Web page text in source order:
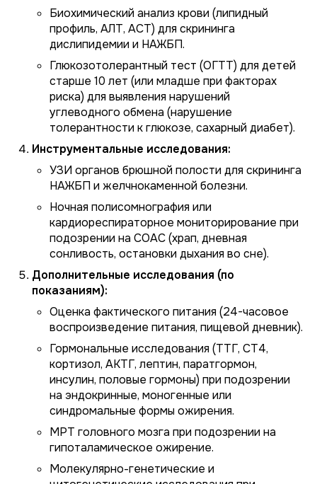
Биохимический анализ крови (липидный
профиль, АЛТ, АСТ) для скрининга
дислипидемии и НАЖБП.
Глюкозотолерантный тест (ОГТТ) для детей
старше 10 лет (или младше при факторах
риска) для выявления нарушений
углеводного обмена (нарушение
толерантности к глюкозе, сахарный диабет).
Инструментальные исследования:
УЗИ органов брюшной полости для скрининга
НАЖБП и желчнокаменной болезни.
Ночная полисомнография или
кардиореспираторное мониторирование при
подозрении на СОАС (храп, дневная
сонливость, остановки дыхания во сне).
Дополнительные исследования (по
показаниям):
Оценка фактического питания (24-часовое
воспроизведение питания, пищевой дневник).
Гормональные исследования (ТТГ, СТ4,
кортизол, АКТГ, лептин, паратгормон,
инсулин, половые гормоны) при подозрении
на эндокринные, моногенные или
синдромальные формы ожирения.
МРТ головного мозга при подозрении на
гипоталамическое ожирение.
Молекулярно-генетические и